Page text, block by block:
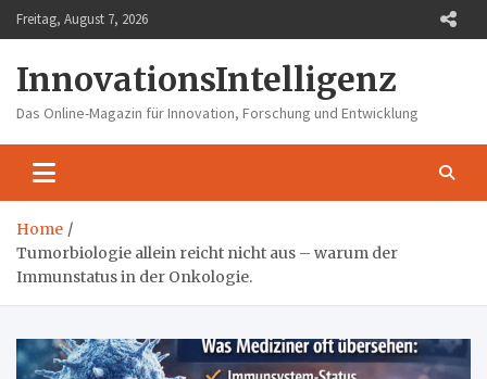
Skip
to
Freitag, August 7, 2026
InnovationsIntelligenz
Das Online-Magazin für Innovation, Forschung und Entwicklung
Home
Tumorbiologie allein reicht nicht aus – warum der
Immunstatus in der Onkologie.